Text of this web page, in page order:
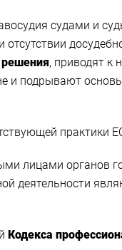
судами и
отсутствии
, приводят к
и подрывают
практики
лицами органов
деятельности
Кодекса